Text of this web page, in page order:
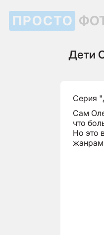
ПРОСТО
Дети
Серия
Сам
что
Но это
жанрам